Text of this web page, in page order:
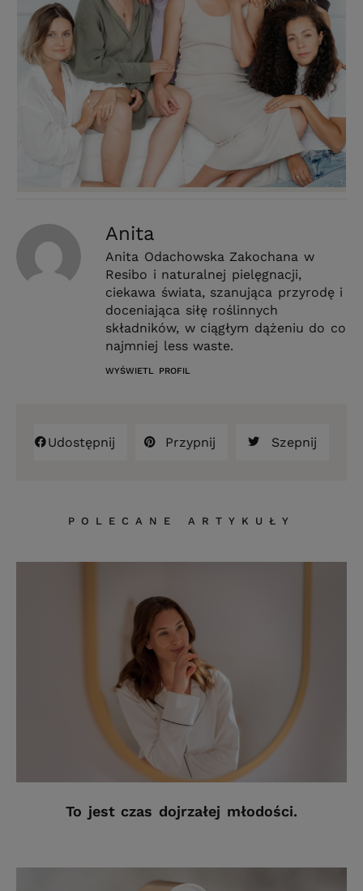
Anita
Anita Odachowska Zakochana w
Resibo i naturalnej pielęgnacji,
ciekawa świata, szanująca przyrodę i
doceniająca siłę roślinnych
składników, w ciągłym dążeniu do co
najmniej less waste.
WYŚWIETL PROFIL
Udostępnij Przypnij Szepnij
POLECANE ARTYKUŁY
To jest czas dojrzałej młodości.